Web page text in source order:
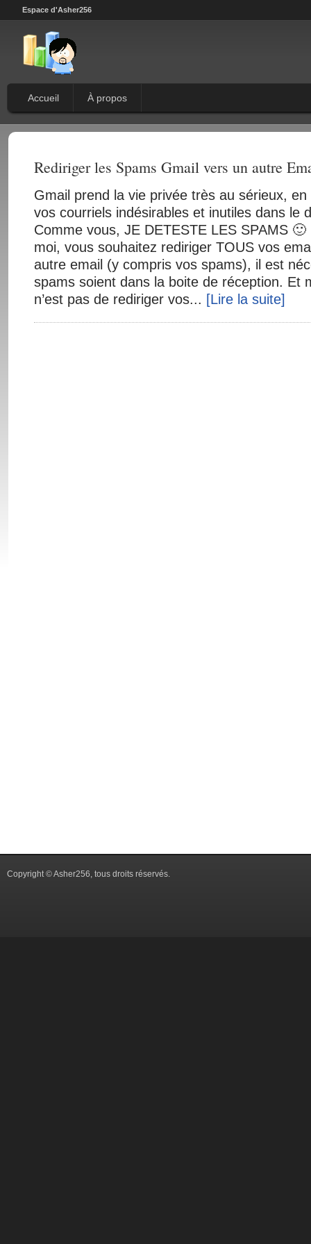
Espace d'Asher256
Accueil À propos
Rediriger les Spams Gmail vers un autre
Gmail prend la vie privée très au sérieux,
vos courriels indésirables et inutiles dans le
Comme vous, JE DETESTE LES SPAMS
moi, vous souhaitez rediriger TOUS vos
autre email (y compris vos spams), il est
spams soient dans la boite de réception. Et
n’est pas de rediriger vos... [Lire la suite]
Copyright © Asher256, tous droits réservés.